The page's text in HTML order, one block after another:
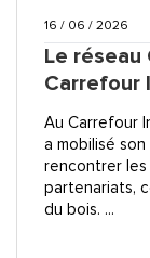
16 / 06 / 2026
Le réseau
Carrefour
Au Carrefour
a mobilisé
rencontrer
partenariats,
du bois. ...